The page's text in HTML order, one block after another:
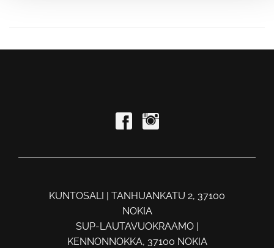
KUNTOSALI | TANHUANKATU 2, 37100
NOKIA
SUP-LAUTAVUOKRAAMO |
KENNONNOKKA, 37100 NOKIA